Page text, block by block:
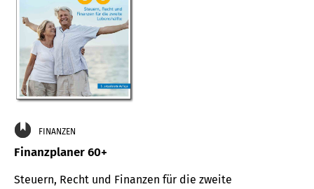
FINANZEN
Finanzplaner 60+
Steuern, Recht und Finanzen für die zweite